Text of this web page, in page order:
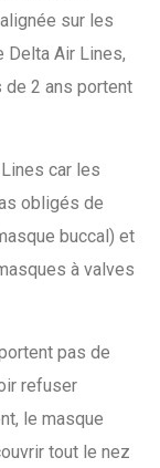
sur les
Delta Air Lines,
2 ans portent
car les
obligés de
buccal) et
à valves
pas de
refuser
le masque
tout le nez